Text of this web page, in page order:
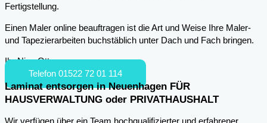
Fertigstellung.
Einen Maler online beauftragen ist die Art und Weise Ihre Maler-
und Tapezierarbeiten buchstäblich unter Dach und Fach bringen.
Ihr Nico Otto
Telefon 01522 72 01 114
Laminat entsorgen in Neuenhagen FÜR
HAUSVERWALTUNG oder PRIVATHAUSHALT